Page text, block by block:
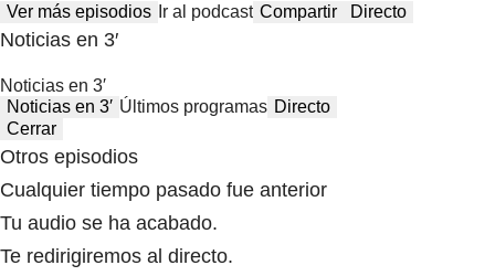
Ver más episodios Ir al podcast Compartir Directo
Noticias en 3′
Noticias en 3′
Noticias en 3′ Últimos programas Directo
Cerrar
Otros episodios
Cualquier tiempo pasado fue anterior
Tu audio se ha acabado.
Te redirigiremos al directo.